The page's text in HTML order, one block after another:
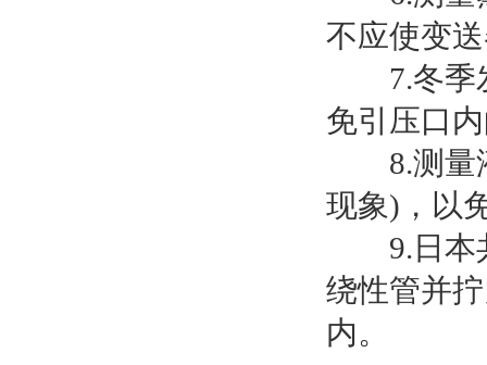
不应使变
7.冬季发
免引压口
8.测量液
现象)，以
9.日本共
绕性管并
内。